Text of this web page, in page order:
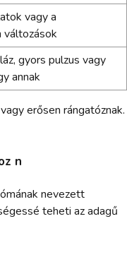
vagy a
gyors pulzus vagy
annak
erősen rángatóznak.
n
nevezett
teheti az adagű